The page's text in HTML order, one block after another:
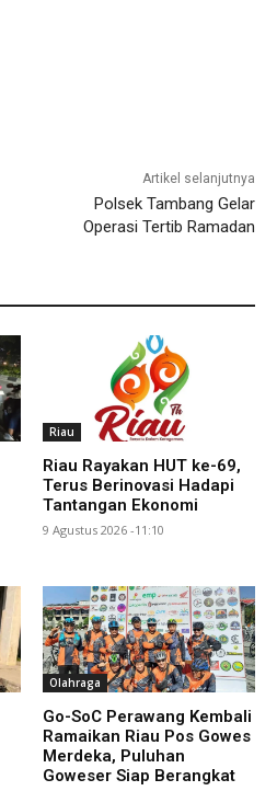
Artikel selanjutnya
Polsek Tambang Gelar
Operasi Tertib Ramadan
Riau
Riau Rayakan HUT ke-69,
Terus Berinovasi Hadapi
Tantangan Ekonomi
9 Agustus 2026 -11:10
Olahraga
Go-SoC Perawang Kembali
Ramaikan Riau Pos Gowes
Merdeka, Puluhan
Goweser Siap Berangkat